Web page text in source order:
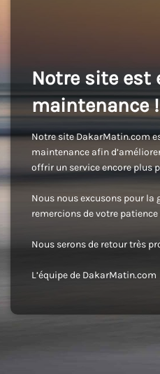
Notre site est
maintenance !
Notre site DakarMatin.com
maintenance afin
offrir un service encore plus
Nous nous excusons pour la
remercions de votre
Nous serons de retour très
L’équipe de DakarMatin.com